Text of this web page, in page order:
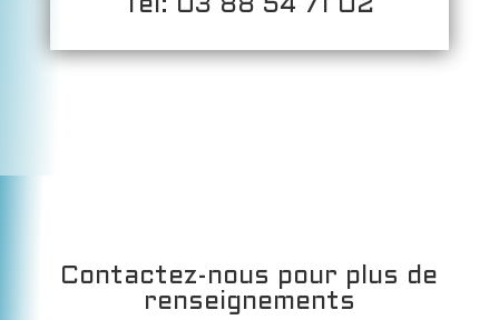
Tel: 03 88 54 71 02
Contactez-nous pour plus de
renseignements